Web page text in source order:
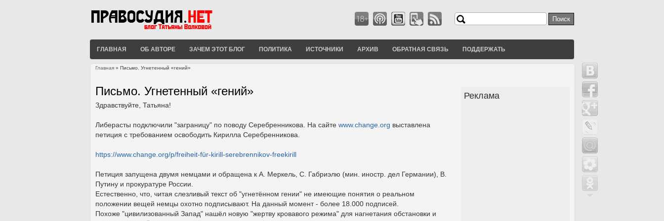
Форма поиска
Поиск
ГЛАВНАЯ ОБ АВТОРЕ ЗАЧЕМ ЭТОТ БЛОГ ПОЛИТИКА ИСТОЧНИКИ АРХИВ ОБРАТНАЯ СВЯЗЬ ПОДДЕРЖАТЬ
Главная » Письмо. Угнетенный «гений»
Письмо. Угнетенный «гений»
Здравствуйте, Татьяна!
Либерасты подключили "заграницу" по поводу Серебренникова. На сайте www.change.org выставлена
петиция с требованием освободить Кирилла Серебренникова.
https://www.change.org/p/freiheit-für-kirill-serebrennikov-freekirill
Петиция запущена двумя немцами и обращена к А. Меркель, С. Габриэлю (мин. иностр. дел Германии), В.
Путину и прокуратуре России.
Естественно, что, читая слезливый текст об "угнетённом гении" не имеющие понятия о реальном
положении вещей немцы охотно подписывают. На данный момент - более 18.000 подписей.
Похоже "цивилизованный Запад" нашёл новую "жертву кровавого режима" для нагнетания обстановки и
Реклама